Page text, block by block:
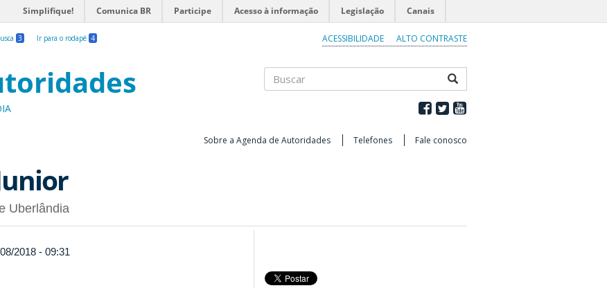
Simplifique! Comunica BR Participe Acesso à informação Legislação Canais
3 Ir para o rodapé 4 ACESSIBILIDADE ALTO CONTRASTE
Sobre a Agenda de Autoridades Telefones Fale conosco
Uberlândia
2018 - 09:31